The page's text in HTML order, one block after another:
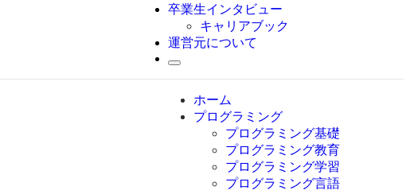
卒業生インタビュー
キャリアブック
運営元について
ホーム
プログラミング
プログラミング基礎
プログラミング教育
プログラミング学習
プログラミング言語